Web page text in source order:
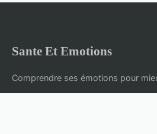
Sante Et Emotions
Comprendre ses émotions pour